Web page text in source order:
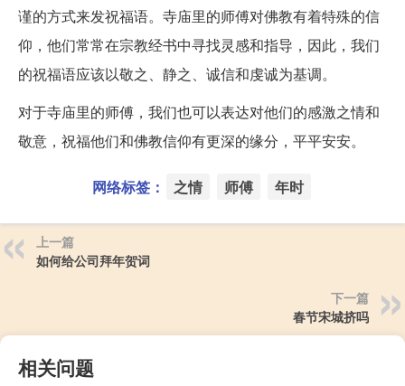
谨的方式来发祝福语。寺庙里的师傅对佛教有着特殊的信
仰，他们常常在宗教经书中寻找灵感和指导，因此，我们
的祝福语应该以敬之、静之、诚信和虔诚为基调。
对于寺庙里的师傅，我们也可以表达对他们的感激之情和
敬意，祝福他们和佛教信仰有更深的缘分，平平安安。
网络标签： 之情 师傅 年时
上一篇
如何给公司拜年贺词
下一篇
春节宋城挤吗
相关问题